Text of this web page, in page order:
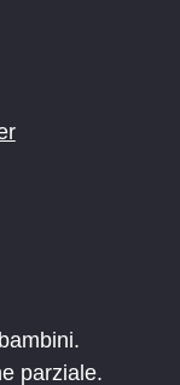
parziale.